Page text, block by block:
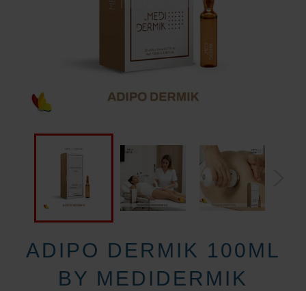
ADIPO DERMIK 100ML
BY MEDIDERMIK